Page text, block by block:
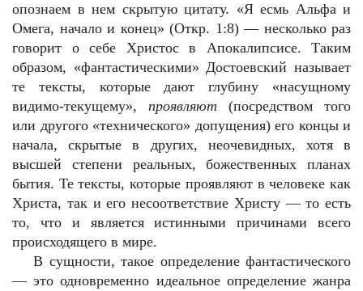
опознаем в нем скрытую цитату. «Я есмь Альфа и
Омега, начало и конец» (Откр. 1:8) — несколько раз
говорит о себе Христос в Апокалипсисе. Таким
образом, «фантастическими» Достоевский называет
те тексты, которые дают глубину «насущному
видимо-текущему», проявляют (посредством того
или другого «технического» допущения) его концы и
начала, скрытые в других, неочевидных, хотя в
высшей степени реальных, божественных планах
бытия. Те тексты, которые проявляют в человеке как
Христа, так и его несоответствие Христу — то есть
то, что и является истинными причинами всего
происходящего в мире.
В сущности, такое определение фантастического
— это одновременно идеальное определение жанра